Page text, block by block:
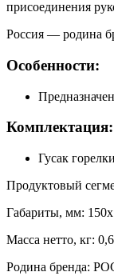
присоединения
Россия — родина
Особенности:
Комплектация:
Гусак
Продуктовый
Габариты, мм:
Масса нетто, кг:
Родина бренда: